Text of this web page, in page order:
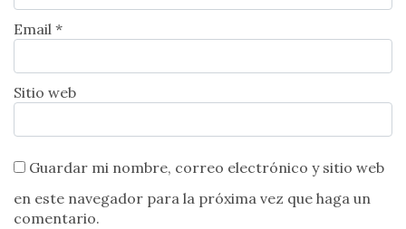
Email *
Sitio web
Guardar mi nombre, correo electrónico y sitio web
en este navegador para la próxima vez que haga un
comentario.